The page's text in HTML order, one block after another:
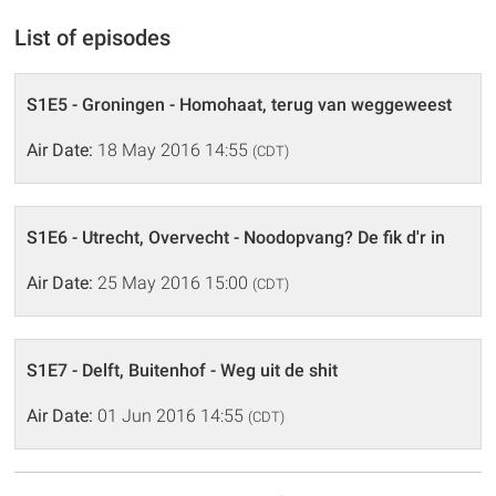
List of episodes
S1E5 - Groningen - Homohaat, terug van weggeweest
Air Date: 18 May 2016 14:55 (CDT)
S1E6 - Utrecht, Overvecht - Noodopvang? De fik d'r in
Air Date: 25 May 2016 15:00 (CDT)
S1E7 - Delft, Buitenhof - Weg uit de shit
Air Date: 01 Jun 2016 14:55 (CDT)